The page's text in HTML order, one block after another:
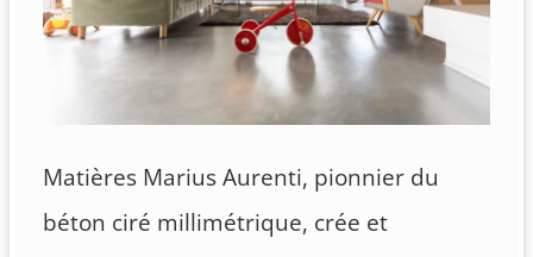
Matières Marius Aurenti, pionnier du
béton ciré millimétrique, crée et